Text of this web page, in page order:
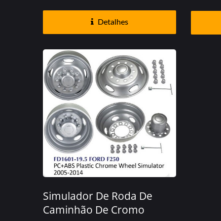
Detalhes
Simulador De Roda De
Caminhão De Cromo